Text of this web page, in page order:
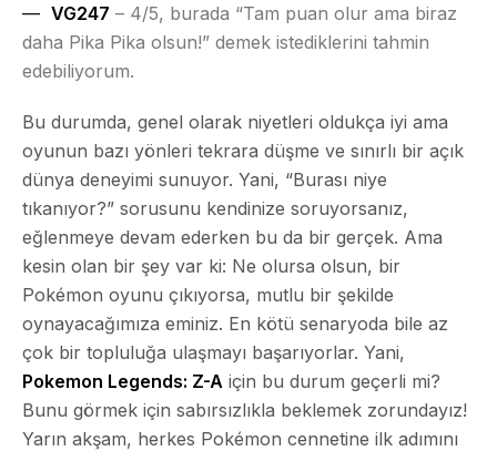
VG247 – 4/5, burada “Tam puan olur ama biraz
daha Pika Pika olsun!” demek istediklerini tahmin
edebiliyorum.
Bu durumda, genel olarak niyetleri oldukça iyi ama
oyunun bazı yönleri tekrara düşme ve sınırlı bir açık
dünya deneyimi sunuyor. Yani, “Burası niye
tıkanıyor?” sorusunu kendinize soruyorsanız,
eğlenmeye devam ederken bu da bir gerçek. Ama
kesin olan bir şey var ki: Ne olursa olsun, bir
Pokémon oyunu çıkıyorsa, mutlu bir şekilde
oynayacağımıza eminiz. En kötü senaryoda bile az
çok bir topluluğa ulaşmayı başarıyorlar. Yani,
Pokemon Legends: Z-A için bu durum geçerli mi?
Bunu görmek için sabırsızlıkla beklemek zorundayız!
Yarın akşam, herkes Pokémon cennetine ilk adımını